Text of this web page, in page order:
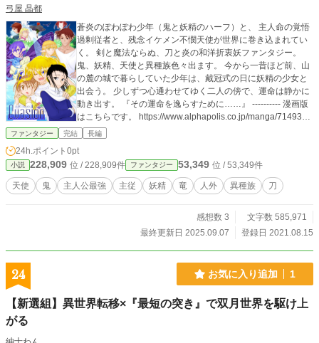
弓屋 晶都
蒼炎のぽわぽわ少年（鬼と妖精のハーフ）と、 主人命の覚悟
過剰従者と、残念イケメン不憫天使が世界に巻き込まれてい
く。 剣と魔法ならぬ、刀と炎の和洋折衷妖ファンタジー。
鬼、妖精、天使と異種族色々出ます。 今から一昔ほど前、山
の麓の城で暮らしていた少年は、戴冠式の日に妖精の少女と
出会う。 少しずつ心通わせてゆく二人の傍で、運命は静かに
動き出す。 『その運命を逸らすために……』 ---------- 漫画版
はこちらです。 https://www.alphapolis.co.jp/manga/7149394
22/296467995 ---------- 第一部（1〜8話）は恋愛色強め、出血
出血そこそこ、ちょっとだけ大量虐殺。 （37話〜41
話）一部キャラがストーリー復帰して、恋愛色出てきます。
第三部（42話〜58話（完））ええと……レイが不憫です。
ファンタジー 完結 長編
24h.ポイント 0pt
小説 228,909 位 / 228,909件 ファンタジー 53,349 位 / 53,349件
天使 鬼 主人公最強 主従 妖精 竜 人外 異種族 刀
感想数 3
文字数 585,971
最終更新日 2025.09.07
登録日 2021.08.15
24 お気に入り追加 1
【新選組】異世界転移×『最短の突き』で双月世界を駆け上
がる